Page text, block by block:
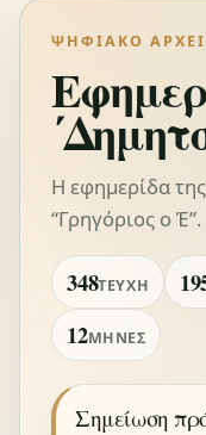
ΨΗΦΙΑΚΌ
Η εφημερίδα
“Γρηγόριος ο Έ”.
348ΤΕΎΧΗ
12ΜΉΝΕΣ
Σημείωση